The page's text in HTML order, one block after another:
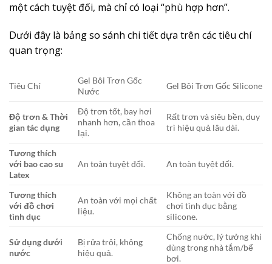
một cách tuyệt đối, mà chỉ có loại “phù hợp hơn”.
Dưới đây là bảng so sánh chi tiết dựa trên các tiêu chí
quan trọng:
Tiêu Chí
Gel Bôi Trơn Gốc
Nước
Gel Bôi Trơn Gốc Silicone
Độ trơn & Thời
gian tác dụng
Độ trơn tốt, bay hơi
nhanh hơn, cần thoa
lại.
Rất trơn và siêu bền, duy
trì hiệu quả lâu dài.
Tương thích
với bao cao su
Latex
An toàn tuyệt đối. An toàn tuyệt đối.
Tương thích
với đồ chơi
tình dục
An toàn với mọi chất
liệu.
Không an toàn với đồ
chơi tình dục bằng
silicone.
Sử dụng dưới
nước
Bị rửa trôi, không
hiệu quả.
Chống nước, lý tưởng khi
dùng trong nhà tắm/bể
bơi.